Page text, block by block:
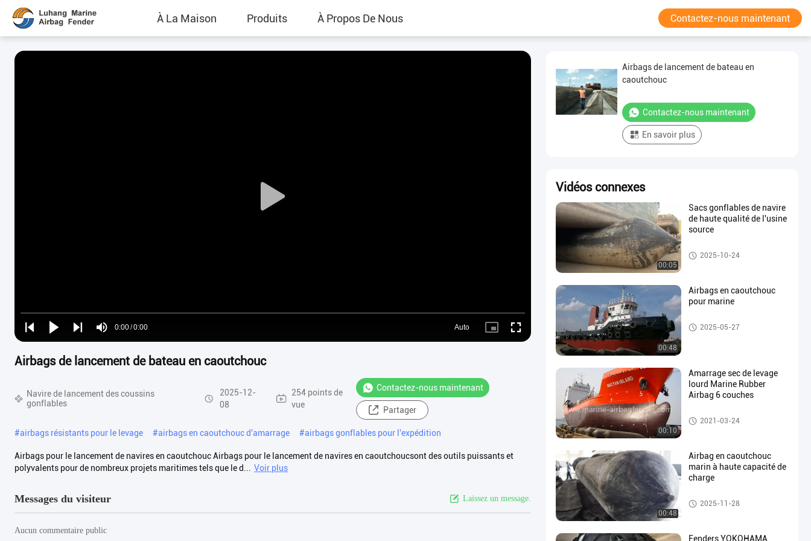
À La Maison Produits À Propos De Nous Contactez-nous maintenant
Play
Play
Play
Play
Mute
Time
0:00/0:00
Loaded:
0%
Auto
Picture- Fullscreen
Airbags de lancement de bateau en caoutchouc
Navire de lancement des coussins
gonflables
2025-12-
08
254 points de
vue
Contactez-nous maintenant
Partager
#airbags résistants pour le levage #airbags en caoutchouc d'amarrage #airbags gonflables pour l'expédition
Airbags pour le lancement de navires en caoutchouc Airbags pour le lancement de navires en caoutchoucsont des outils puissants et
polyvalents pour de nombreux projets maritimes tels que le d... Voir plus
Messages du visiteur Laissez un message.
Aucun commentaire public
Airbags de lancement de bateau en
caoutchouc
Contactez-nous maintenant
En savoir plus
Vidéos connexes
00:05
Sacs gonflables de navire
de haute qualité de l'usine
source
Navire de lancement des couss
ins gonflables
2025-10-24
00:48
Airbags en caoutchouc
pour marine
airbag marin
2025-05-27
00:10
Amarrage sec de levage
lourd Marine Rubber
Airbag 6 couches
airbag en caoutchouc marin
2021-03-24
00:48
Airbag en caoutchouc
marin à haute capacité de
charge
Navire de lancement des couss
ins gonflables
2025-11-28
Fenders YOKOHAMA